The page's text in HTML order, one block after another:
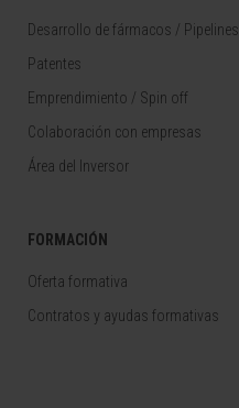
Desarrollo de fármacos / Pipelines
Patentes
Emprendimiento / Spin off
Colaboración con empresas
Área del Inversor
FORMACIÓN
Oferta formativa
Contratos y ayudas formativas